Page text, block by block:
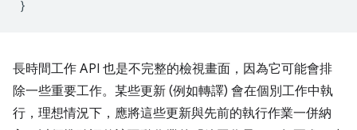
}
長時間工作 API 也是不完整的檢視畫面，因為它可能會排
除一些重要工作。某些更新 (例如轉譯) 會在個別工作中執
行，理想情況下，應將這些更新與先前的執行作業一併納